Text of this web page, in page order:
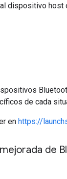
dispositivo host
de cada
en https://
de